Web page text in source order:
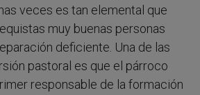
veces es tan elemental que
muy buenas personas
deficiente. Una de las
pastoral es que el párroco
responsable de la formación